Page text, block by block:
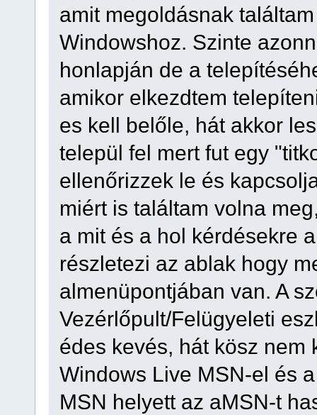
amit megoldásnak
Windowshoz. Szinte
honlapján de a
amikor elkezdtem
es kell belőle, hát akkor
települ fel mert fut egy
ellenőrizzek le és
miért is találtam volna
a mit és a hol kérdésekre
részletezi az ablak hogy
almenüpontjában van. A
Vezérlőpult/Felügyeleti
édes kevés, hát kösz nem
Windows Live MSN-el és
MSN helyett az aMSN-t